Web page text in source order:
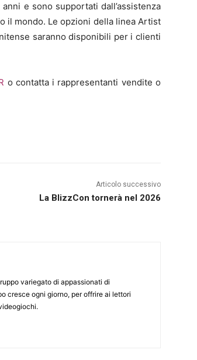
e sono supportati dall’assistenza
il mondo. Le opzioni della linea Artist
saranno disponibili per i clienti
o contatta i rappresentanti vendite o
Articolo successivo
La BlizzCon tornerà nel 2026
variegato di appassionati di
cresce ogni giorno, per offrire ai lettori